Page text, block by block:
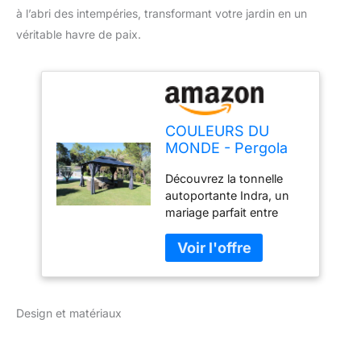
à l’abri des intempéries, transformant votre jardin en un
véritable havre de paix.
COULEURS DU
MONDE - Pergola
en Aluminium/Acier
3x4m
Découvrez la tonnelle
autoportante Indra, un
mariage parfait entre
toiture en acier et ses
pieds en aluminium
offrent légèreté et
Design et matériaux